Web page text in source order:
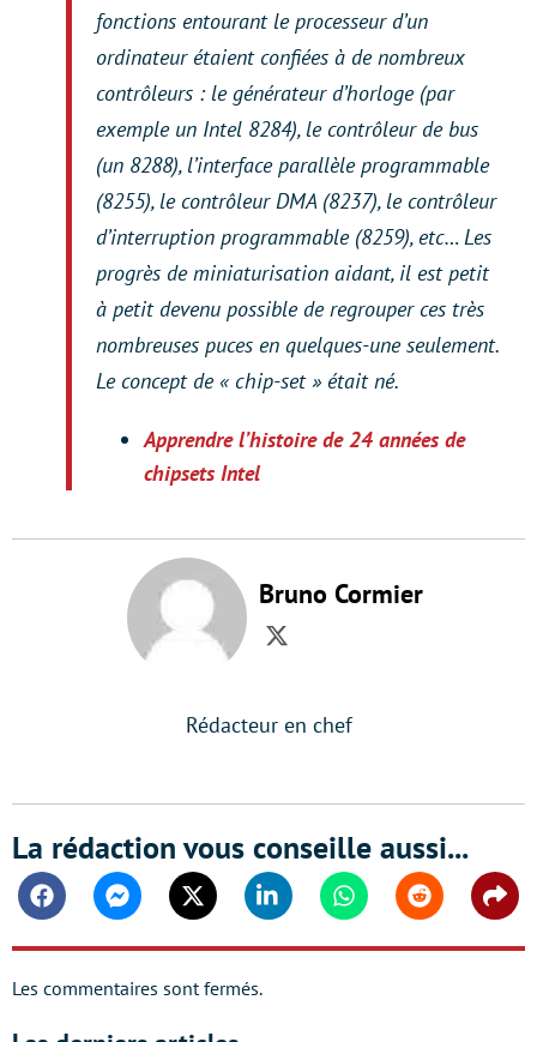
fonctions entourant le processeur d’un
ordinateur étaient confiées à de nombreux
contrôleurs : le générateur d’horloge (par
exemple un Intel 8284), le contrôleur de bus
(un 8288), l’interface parallèle programmable
(8255), le contrôleur DMA (8237), le contrôleur
d’interruption programmable (8259), etc… Les
progrès de miniaturisation aidant, il est petit
à petit devenu possible de regrouper ces très
nombreuses puces en quelques-une seulement.
Le concept de « chip-set » était né.
Apprendre l’histoire de 24 années de
chipsets Intel
Bruno Cormier
Twitter
Rédacteur en chef
La rédaction vous conseille aussi...
FacebookMessengerTwitter Linkedin WhatsappReddit
Les commentaires sont fermés.